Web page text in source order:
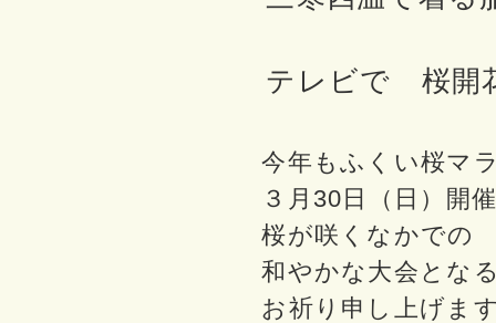
テレビで 桜開
今年もふくい桜マ
３月30日（日）開
桜が咲くなかでの
和やかな大会とな
お祈り申し上げま